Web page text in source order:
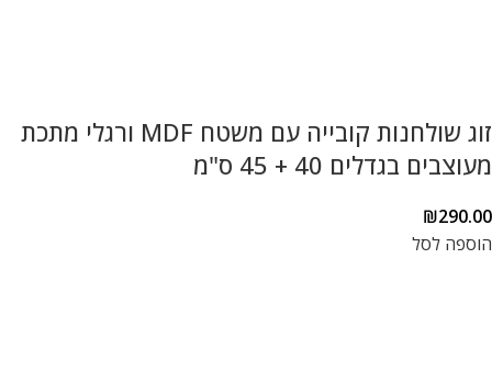
זוג שולחנות קובייה עם משטח MDF ורגלי מתכת
מעוצבים בגדלים 40 + 45 ס"מ
₪290.00
הוספה לסל